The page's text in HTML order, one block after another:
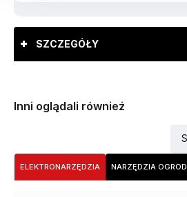
SZCZEGÓŁY
Inni oglądali również
ELEKTRONARZĘDZIA NARZĘDZIA